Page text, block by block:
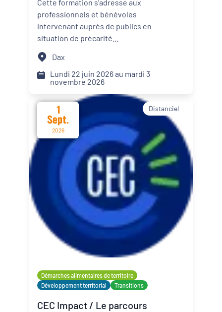
Dynamiques territoriales pour l’emploi
Transitions
Départements
Format de l'événement
Présentiel
Distanciel
Organisateur
Externe
personnes en situation de
précarité alimentaire
Cette formation s’adresse aux
professionnels et bénévoles
intervenant auprès de publics en
situation de précarité
alimentaire. Elle propose des
apports théoriques, des
échanges de pratiques et des
mises en situation afin d’intégrer
le renforcement du pouvoir
d’agir de leur public dans les
actions menées.
Dax
Lundi 22 juin 2026 au mardi 3
novembre 2026
1
Sept.
2026
Distanciel
Démarches alimentaires de territoire
Développement territorial
Transitions
CEC Impact / Le parcours